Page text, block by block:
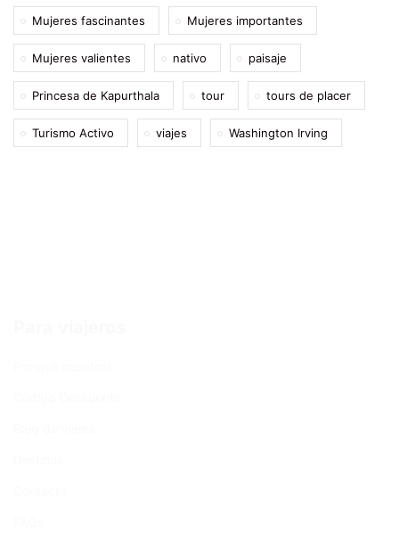
Mujeres fascinantes Mujeres importantes
Mujeres valientes nativo paisaje
Princesa de Kapurthala tour tours de placer
Turismo Activo viajes Washington Irving